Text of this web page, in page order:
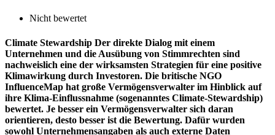
Nicht bewertet
Climate Stewardship Der direkte Dialog mit einem
Unternehmen und die Ausübung von Stimmrechten sind
nachweislich eine der wirksamsten Strategien für eine positive
Klimawirkung durch Investoren. Die britische NGO
InfluenceMap hat große Vermögensverwalter im Hinblick auf
ihre Klima-Einflussnahme (sogenanntes Climate-Stewardship)
bewertet. Je besser ein Vermögensverwalter sich daran
orientieren, desto besser ist die Bewertung. Dafür wurden
sowohl Unternehmensangaben als auch externe Daten